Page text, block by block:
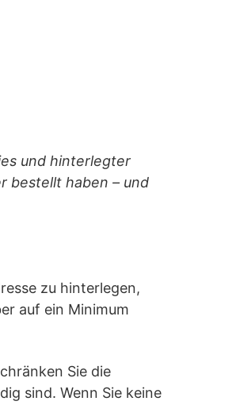
und hinterlegter
bestellt haben – und
zu hinterlegen,
auf ein Minimum
Sie die
sind. Wenn Sie keine